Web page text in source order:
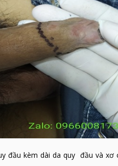
đầu kèm dài da quy đầu và xơ